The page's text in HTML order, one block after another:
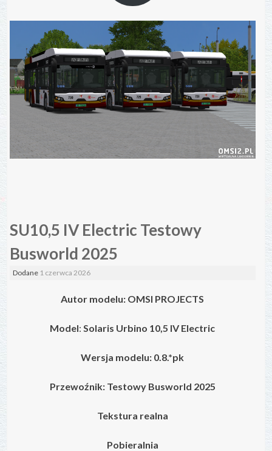
SU10,5 IV Electric Testowy
Busworld 2025
Dodane 1 czerwca 2026
Autor modelu: OMSI PROJECTS
Model:Solaris Urbino 10,5 IV Electric
Wersja modelu: 0.8.*pk
Przewoźnik: Testowy Busworld 2025
Tekstura realna
Pobieralnia